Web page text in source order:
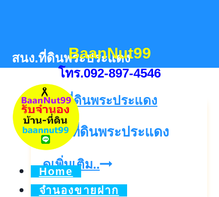
content
BaanNut99
โทร.092-897-4546
Home
จำนองขายฝาก
สนง.ที่ดินพระประแดง
สนง.ที่ดินพระประแดง
ดูเพิ่มเติม..สนง.ที่ดิน
พระประแดง